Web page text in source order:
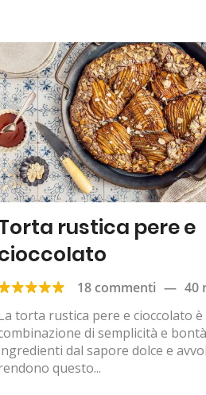
rustica pere e
18 commenti — 40
torta rustica pere e cioccolato
di semplicità e
dal sapore dolce e
questo...